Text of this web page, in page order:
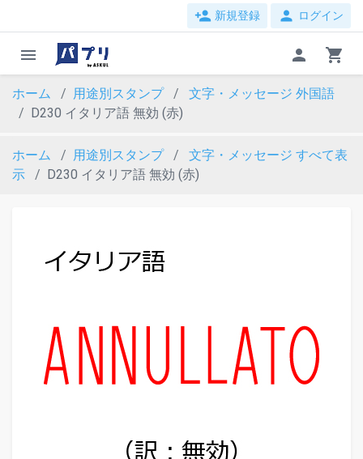
person_add 新規登録 person ログイン
menu person shopping_cart
ホーム 用途別スタンプ 文字・メッセージ 外国語
D230 イタリア語 無効 (赤)
ホーム 用途別スタンプ 文字・メッセージ すべて表
示
D230 イタリア語 無効 (赤)